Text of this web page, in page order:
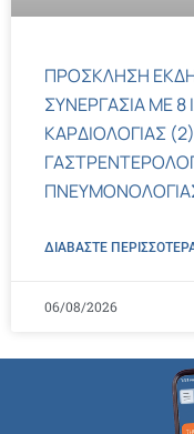
ΠΡΟΣΚΛΗΣΗ
ΣΥΝΕΡΓΑΣΙΑ ΜΕ 8
ΚΑΡΔΙΟΛΟΓΙΑΣ
ΔΙΑΒΑΣΤΕ
06/08/2026